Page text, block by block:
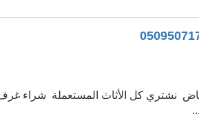
نشتري كل الأثاث المستعملة شراء غرف